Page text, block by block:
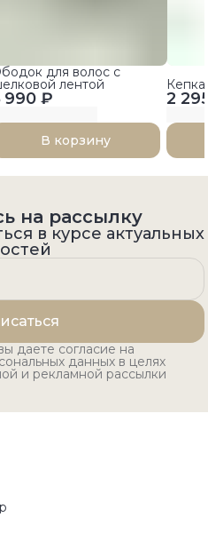
990 ₽
для волос с
лентой
В корзину
2
Кепка
на рассылку
в курсе актуальных
даете согласие на
данных в целях
и рекламной рассылки